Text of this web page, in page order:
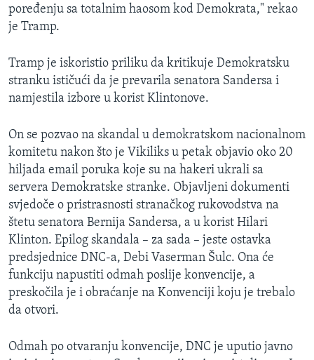
poređenju sa totalnim haosom kod Demokrata," rekao
je Tramp.
Tramp je iskoristio priliku da kritikuje Demokratsku
stranku ističući da je prevarila senatora Sandersa i
namjestila izbore u korist Klintonove.
On se pozvao na skandal u demokratskom nacionalnom
komitetu nakon što je Vikiliks u petak objavio oko 20
hiljada email poruka koje su na hakeri ukrali sa
servera Demokratske stranke. Objavljeni dokumenti
svjedoče o pristrasnosti stranačkog rukovodstva na
štetu senatora Bernija Sandersa, a u korist Hilari
Klinton. Epilog skandala – za sada – jeste ostavka
predsjednice DNC-a, Debi Vaserman Šulc. Ona će
funkciju napustiti odmah poslije konvencije, a
preskočila je i obraćanje na Konvenciji koju je trebalo
da otvori.
Odmah po otvaranju konvencije, DNC je uputio javno